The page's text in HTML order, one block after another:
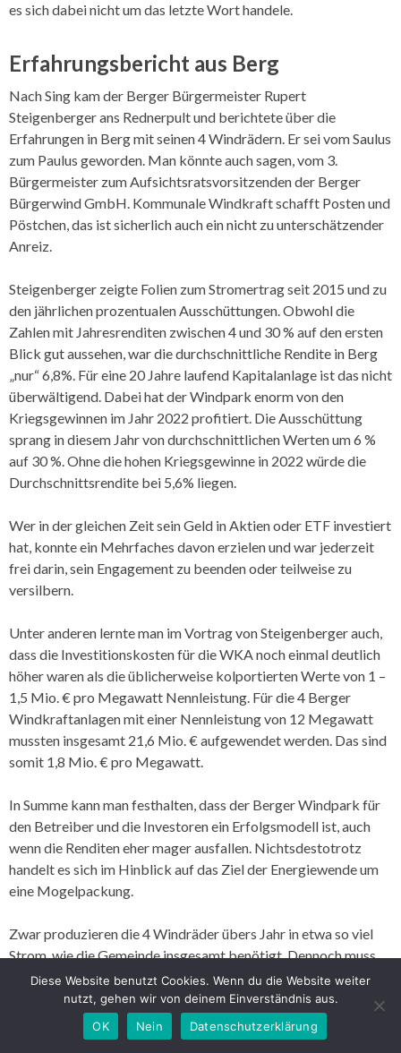
es sich dabei nicht um das letzte Wort handele.
Erfahrungsbericht aus Berg
Nach Sing kam der Berger Bürgermeister Rupert
Steigenberger ans Rednerpult und berichtete über die
Erfahrungen in Berg mit seinen 4 Windrädern. Er sei vom Saulus
zum Paulus geworden. Man könnte auch sagen, vom 3.
Bürgermeister zum Aufsichtsratsvorsitzenden der Berger
Bürgerwind GmbH. Kommunale Windkraft schafft Posten und
Pöstchen, das ist sicherlich auch ein nicht zu unterschätzender
Anreiz.
Steigenberger zeigte Folien zum Stromertrag seit 2015 und zu
den jährlichen prozentualen Ausschüttungen. Obwohl die
Zahlen mit Jahresrenditen zwischen 4 und 30 % auf den ersten
Blick gut aussehen, war die durchschnittliche Rendite in Berg
„nur“ 6,8%. Für eine 20 Jahre laufend Kapitalanlage ist das nicht
überwältigend. Dabei hat der Windpark enorm von den
Kriegsgewinnen im Jahr 2022 profitiert. Die Ausschüttung
sprang in diesem Jahr von durchschnittlichen Werten um 6 %
auf 30 %. Ohne die hohen Kriegsgewinne in 2022 würde die
Durchschnittsrendite bei 5,6% liegen.
Wer in der gleichen Zeit sein Geld in Aktien oder ETF investiert
hat, konnte ein Mehrfaches davon erzielen und war jederzeit
frei darin, sein Engagement zu beenden oder teilweise zu
versilbern.
Unter anderen lernte man im Vortrag von Steigenberger auch,
dass die Investitionskosten für die WKA noch einmal deutlich
höher waren als die üblicherweise kolportierten Werte von 1 –
1,5 Mio. € pro Megawatt Nennleistung. Für die 4 Berger
Windkraftanlagen mit einer Nennleistung von 12 Megawatt
mussten insgesamt 21,6 Mio. € aufgewendet werden. Das sind
somit 1,8 Mio. € pro Megawatt.
In Summe kann man festhalten, dass der Berger Windpark für
den Betreiber und die Investoren ein Erfolgsmodell ist, auch
wenn die Renditen eher mager ausfallen. Nichtsdestotrotz
handelt es sich im Hinblick auf das Ziel der Energiewende um
eine Mogelpackung.
Zwar produzieren die 4 Windräder übers Jahr in etwa so viel
Strom, wie die Gemeinde insgesamt benötigt. Dennoch muss
Berg die Hälfte des in der Gemeinde benötigten Stroms von
extern beziehen, weil die Windräder den Strom eben nach
Wetterlage erzeugen und nicht dann, wenn er tatsächlich
gebraucht wird.
Diese Website benutzt Cookies. Wenn du die Website weiter
nutzt, gehen wir von deinem Einverständnis aus.
OK
Nein Datenschutzerklärung